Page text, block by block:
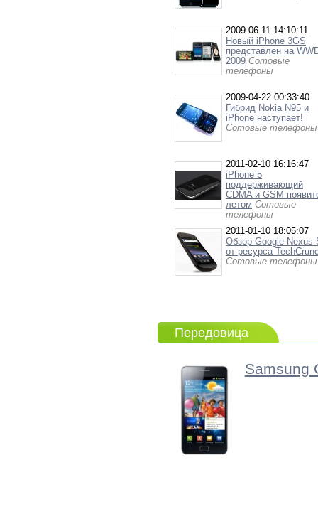
2009-06-11 14:10:11
Новый iPhone 3GS
представлен на
2009 Сотовые
телефоны
2009-04-22 00:33:40
Гибрид Nokia N95 и
iPhone наступает!
Сотовые телефоны
2011-02-10 16:16:47
iPhone 5
поддерживающий
CDMA и GSM
летом Сотовые
телефоны
2011-01-10 18:05:07
Обзор Google Nexus
от ресурса
Сотовые телефоны
Передовица
Samsung